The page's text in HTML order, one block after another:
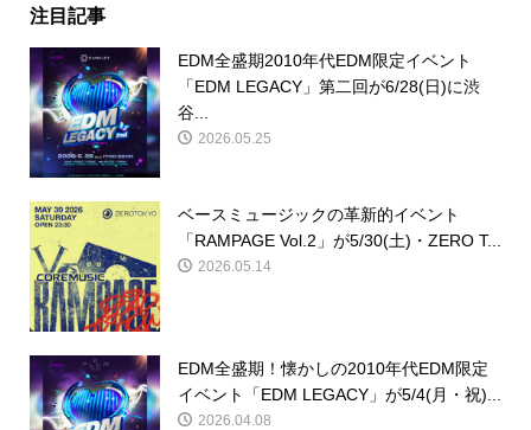
注目記事
EDM全盛期2010年代EDM限定イベント
「EDM LEGACY」第二回が6/28(日)に渋
谷...
2026.05.25
ベースミュージックの革新的イベント
「RAMPAGE Vol.2」が5/30(土)・ZERO T...
2026.05.14
EDM全盛期！懐かしの2010年代EDM限定
イベント「EDM LEGACY」が5/4(月・祝)...
2026.04.08